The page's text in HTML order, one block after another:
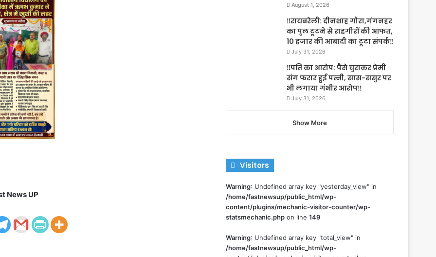
News UP
August 1, 2026
‼️रायबरेली: दीनशाह गौरा,गंगनहर
का पुल टूटने से राहगीरों की आफत,
10 हजार की आबादी का टूटा संपर्क‼️
July 31, 2026
‼️पति का आरोप: पैसे चुराकर प्रेमी
संग फरार हुई पत्नी, सास-ससुर पर
भी लगाया गंभीर आरोप‼️
July 31, 2026
Show More
Visitors
Warning: Undefined array key "yesterday_view" in
/home/fastnewsup/public_html/wp-
content/plugins/mechanic-visitor-counter/wp-
statsmechanic.php on line149
Warning: Undefined array key "total_view" in
/home/fastnewsup/public_html/wp-